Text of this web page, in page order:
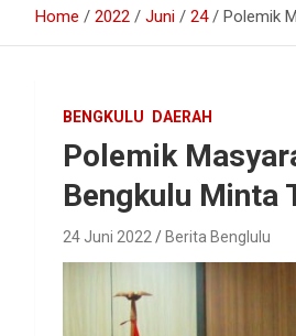
Home 2022 Juni 24 Polemik
BENGKULU DAERAH
Polemik
Bengkulu Minta
24 Juni 2022 Berita Benglulu